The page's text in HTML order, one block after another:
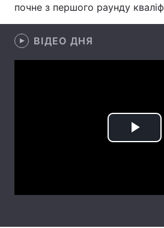
Здоров'я
Цікавинки
Екологія
почне з першого раунду
ВІДЕО ДНЯ
Play